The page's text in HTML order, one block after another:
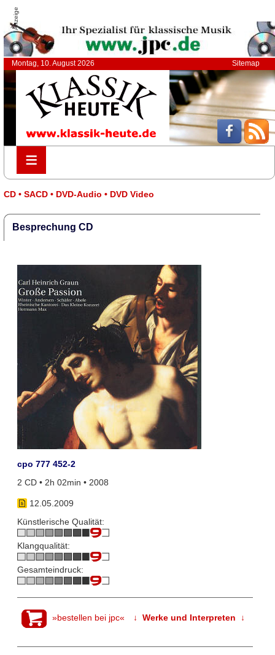
Anzeige
Montag, 10. August 2026 Sitemap
≡
≡
CD • SACD • DVD-Audio • DVD Video
Besprechung CD
cpo 777 452-2
2 CD • 2h 02min • 2008
12.05.2009
Künstlerische Qualität:
Klangqualität:
Gesamteindruck:
»bestellen bei jpc« ↓ Werke und Interpreten ↓